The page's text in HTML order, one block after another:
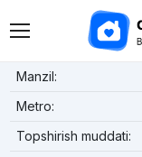
Manzil:
Metro:
Topshirish muddati: